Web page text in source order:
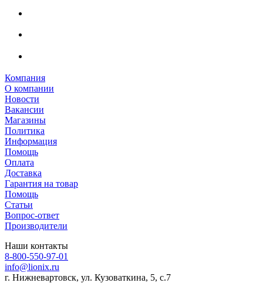
Компания
О компании
Новости
Вакансии
Магазины
Политика
Информация
Помощь
Оплата
Доставка
Гарантия на товар
Помощь
Статьи
Вопрос-ответ
Производители
Наши контакты
8-800-550-97-01
info@lionix.ru
г. Нижневартовск, ул. Кузоваткина, 5, с.7